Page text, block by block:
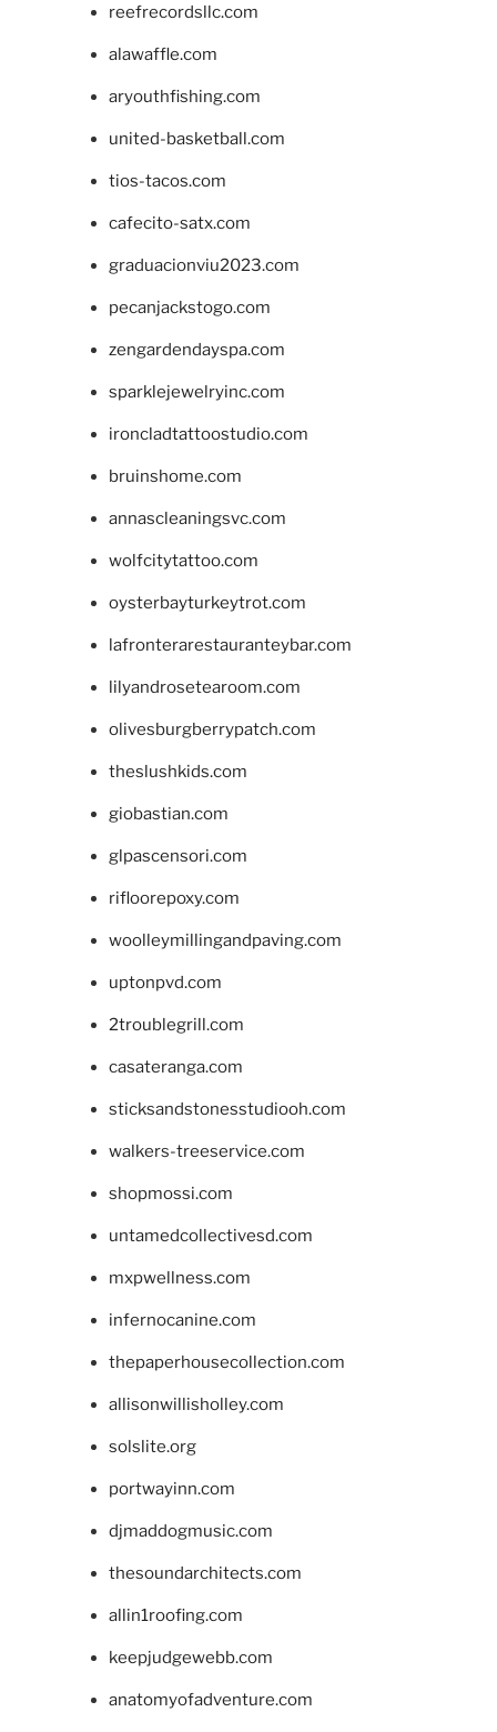
reefrecordsllc.com
alawaffle.com
aryouthfishing.com
united-basketball.com
tios-tacos.com
cafecito-satx.com
graduacionviu2023.com
pecanjackstogo.com
zengardendayspa.com
sparklejewelryinc.com
ironcladtattoostudio.com
bruinshome.com
annascleaningsvc.com
wolfcitytattoo.com
oysterbayturkeytrot.com
lafronterarestauranteybar.com
lilyandrosetearoom.com
olivesburgberrypatch.com
theslushkids.com
giobastian.com
glpascensori.com
rifloorepoxy.com
woolleymillingandpaving.com
uptonpvd.com
2troublegrill.com
casateranga.com
sticksandstonesstudiooh.com
walkers-treeservice.com
shopmossi.com
untamedcollectivesd.com
mxpwellness.com
infernocanine.com
thepaperhousecollection.com
allisonwillisholley.com
solslite.org
portwayinn.com
djmaddogmusic.com
thesoundarchitects.com
allin1roofing.com
keepjudgewebb.com
anatomyofadventure.com